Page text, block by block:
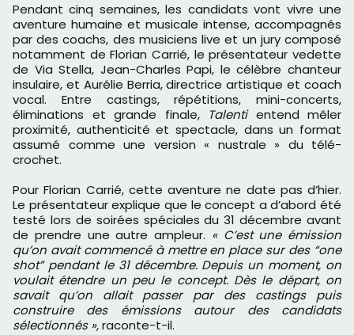
Pendant cinq semaines, les candidats vont vivre une
aventure humaine et musicale intense, accompagnés
par des coachs, des musiciens live et un jury composé
notamment de Florian Carrié, le présentateur vedette
de Via Stella, Jean-Charles Papi, le célèbre chanteur
insulaire, et Aurélie Berria, directrice artistique et coach
vocal. Entre castings, répétitions, mini-concerts,
éliminations et grande finale,
Talentientend mêler
proximité, authenticité et spectacle, dans un format
assumé comme une version « nustrale » du télé-
crochet.
Pour Florian Carrié, cette aventure ne date pas d’hier.
Le présentateur explique que le concept a d’abord été
testé lors de soirées spéciales du 31 décembre avant
de prendre une autre ampleur. « C’est une émission
qu’on avait commencé à mettre en place sur des “one
shot” pendant le 31 décembre. Depuis un moment, on
voulait étendre un peu le concept. Dès le départ, on
savait qu’on allait passer par des castings puis
construire des émissions autour des candidats
sélectionnés »,raconte-t-il.